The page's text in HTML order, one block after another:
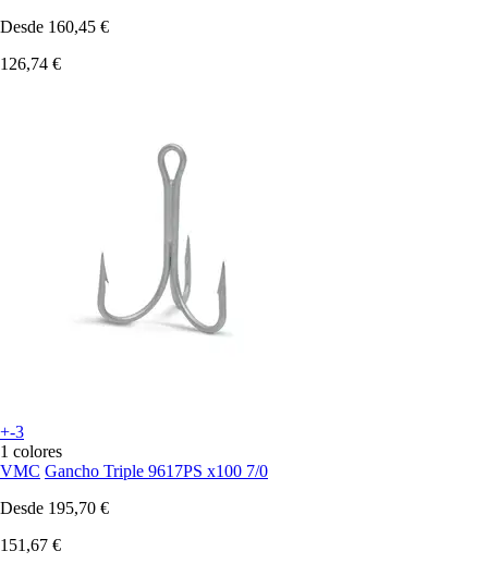
Desde 160,45 €
126,74 €
+-3
1 colores
VMC Gancho Triple 9617PS x100 7/0
Desde 195,70 €
151,67 €